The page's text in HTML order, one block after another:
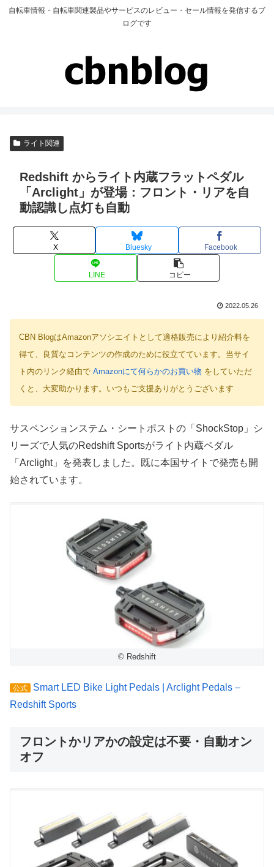
自転車情報・自転車関連製品やサービスのレビュー・セール情報を発信するブ
ログです
ライト関連
Redshift からライト内蔵フラットペダル
「Arclight」が登場：フロント・リアを自
動認識し点灯も自動
X Bluesky Facebook
LINE コピー
2022.05.26
CBN BlogはAmazonアソシエイトとして適格販売により紹介料を
得て、良質なコンテンツの作成のために役立てています。当サイ
ト内のリンク経由で Amazonにて何らかのお買い物 をしていただ
くと、大変助かります。いつもご支援ありがとうございます
サスペンションステム・シートポストの「ShockStop」シ
リーズで人気のRedshift Sportsがライト内蔵ペダル
「Arclight」を発表しました。既に本国サイトで発売も開
始されています。
© Redshift
公式
Smart LED Bike Light Pedals | Arclight Pedals –
Redshift Sports
フロントかリアかの設定は不要・自動オン
オフ